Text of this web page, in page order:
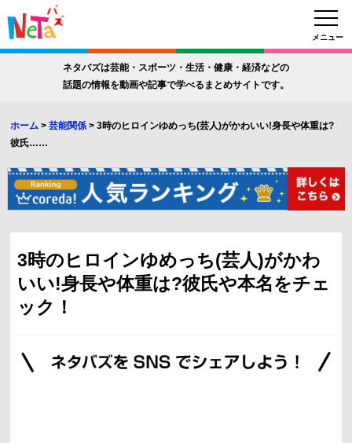
メニュー
ネタバズは芸能・スポーツ・生活・健康・経済などの
話題の情報を動画や記事で学べるまとめサイトです。
ホーム >芸能関係 >3時のヒロインゆめっち(芸人)がかわいい!身長や体重は?
彼氏……
3時のヒロインゆめっち(芸人)がかわ
いい!身長や体重は?彼氏や本名をチェ
ック！